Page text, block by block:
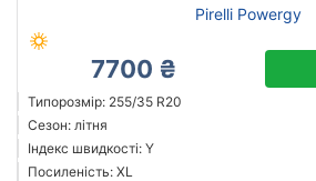
Pirelli Powergy
7700 ₴
Типорозмір: 255/35 R20
Сезон: літня
Індекс швидкості: Y
Посиленість: XL